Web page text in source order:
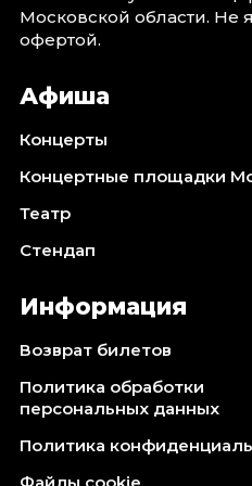
Октябрь 2026
Спорт
Август 2026
Октябрь 2026
События
Август 2026
Сентябрь 2026
Ноябрь 2026
Декабрь 2026
Площадки
Московской области. Не
офертой.
Афиша
Концерты
Концертные площадки
Театр
Стендап
Информация
Возврат билетов
Политика обработки
персональных данных
Политика